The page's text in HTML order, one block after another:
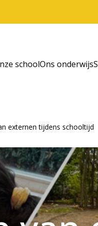
schoolOns onderwijs
externen tijdens schooltijd